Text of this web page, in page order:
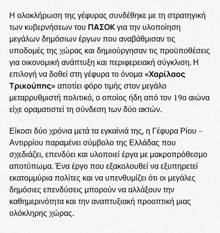
Η ολοκλήρωση της γέφυρας συνδέθηκε με τη στρατηγική
των κυβερνήσεων του ΠΑΣΟΚγια την υλοποίηση
μεγάλων δημόσιων έργων που αναβάθμισαν τις
υποδομές της χώρας και δημιούργησαν τις προϋποθέσεις
για οικονομική ανάπτυξη και περιφερειακή σύγκλιση. Η
επιλογή να δοθεί στη γέφυρα το όνομα «Χαρίλαος
Τρικούπης» αποτίει φόρο τιμής στον μεγάλο
μεταρρυθμιστή πολιτικό, ο οποίος ήδη από τον 19ο αιώνα
είχε οραματιστεί τη σύνδεση των δύο ακτών.
Είκοσι δύο χρόνια μετά τα εγκαίνιά της, η Γέφυρα Ρίου –
Αντιρρίου παραμένει σύμβολο της Ελλάδας που
σχεδιάζει, επενδύει και υλοποιεί έργα με μακροπρόθεσμο
αποτύπωμα. Ένα έργο που εξακολουθεί να εξυπηρετεί
εκατομμύρια πολίτες και να υπενθυμίζει ότι οι μεγάλες
δημόσιες επενδύσεις μπορούν να αλλάξουν την
καθημερινότητα και την αναπτυξιακή προοπτική μιας
ολόκληρης χώρας.